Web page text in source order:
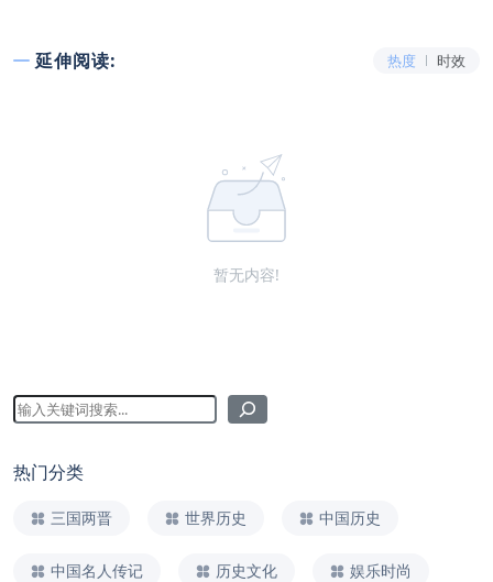
延伸阅读: 热度 时效
暂无内容!
热门分类
三国两晋 世界历史 中国历史
中国名人传记 历史文化 娱乐时尚